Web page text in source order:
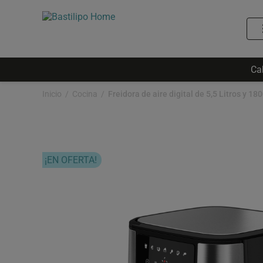
Inicio Cocina
¡EN OFERTA!